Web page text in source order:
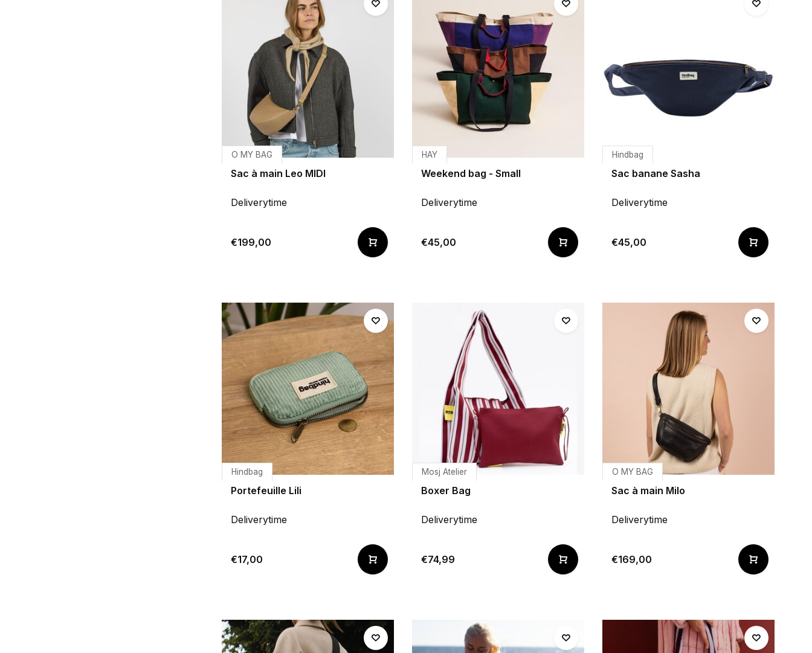
O MY BAG
Sac à main Leo MIDI
Deliverytime
€199,00
HAY
Weekend bag - Small
Deliverytime
€45,00
Hindbag
Sac banane Sasha
Deliverytime
€45,00
Hindbag
Portefeuille Lili
Deliverytime
€17,00
Mosj Atelier
Boxer Bag
Deliverytime
€74,99
O MY BAG
Sac à main Milo
Deliverytime
€169,00